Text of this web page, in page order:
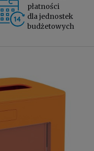
płatności
dla jednostek
budżetowych